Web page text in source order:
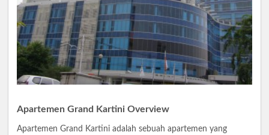
Apartemen Grand Kartini Overview
Apartemen Grand Kartini adalah sebuah apartemen yang